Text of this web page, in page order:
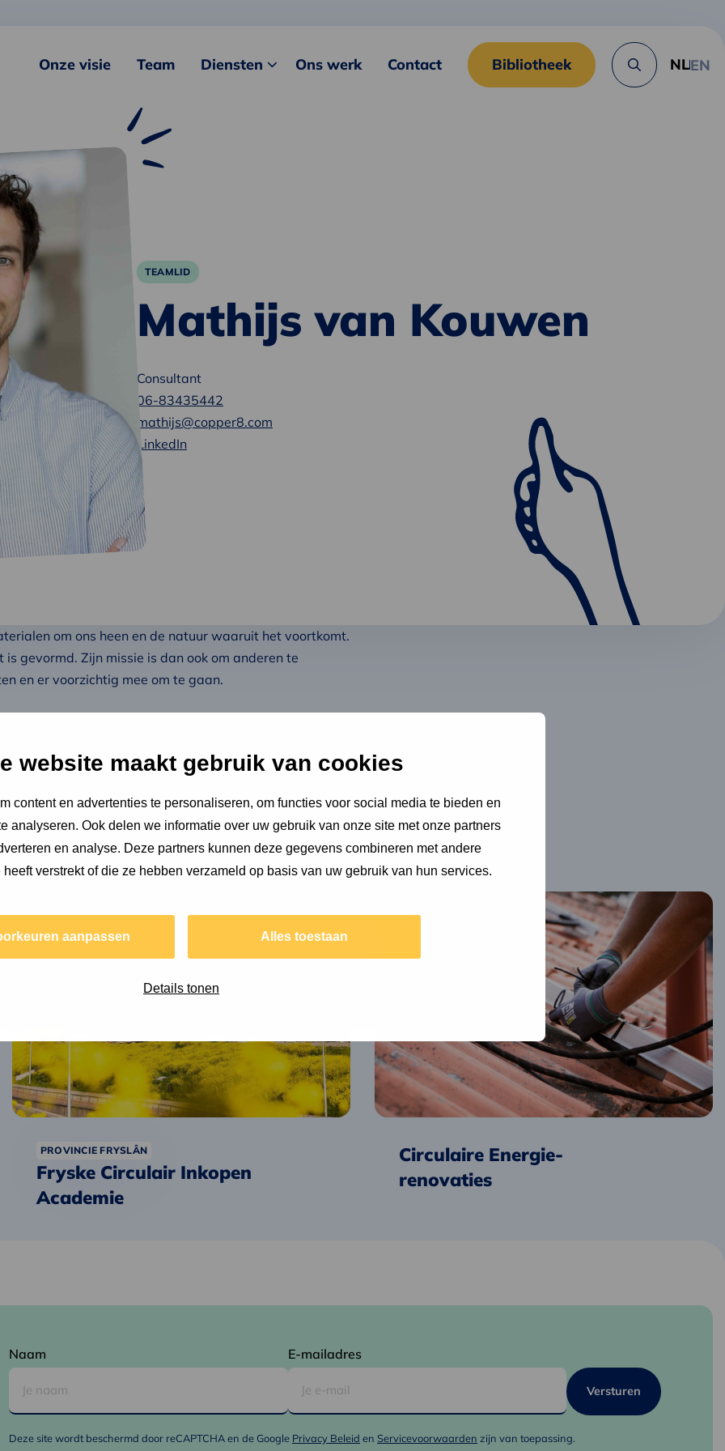
website maakt gebruik van cookies
content en advertenties te personaliseren, om functies voor social media te bieden en
analyseren. Ook delen we informatie over uw gebruik van onze site met onze partners
en analyse. Deze partners kunnen deze gegevens combineren met andere
verstrekt of die ze hebben verzameld op basis van uw gebruik van hun services.
aanpassen Alles toestaan
Details tonen
Onze visie Team Diensten Ons werk Contact Bibliotheek
Zoek
knop
NLEN
TEAMLID
Mathijs van Kouwen
Consultant
06-83435442
mathijs@copper8.com
LinkedIn
om ons heen en de natuur waaruit het voortkomt.
gevormd. Zijn missie is dan ook om anderen te
en er voorzichtig mee om te gaan.
heeft een achtergrond in natuurkunde, wat
graag, en dan het liefst in de natuur. Hier
van bomen en daarom droomt hij van een
over...
PROVINCIE FRYSLÂN
Fryske Circulair Inkopen
Academie
meer
over
Fryske
Circulaire Energie-
renovaties
meer
Circulaire
Naam E-mailadres
Deze site wordt beschermd door reCAPTCHA en de Google Privacy Beleid en Servicevoorwaarden zijn van toepassing.